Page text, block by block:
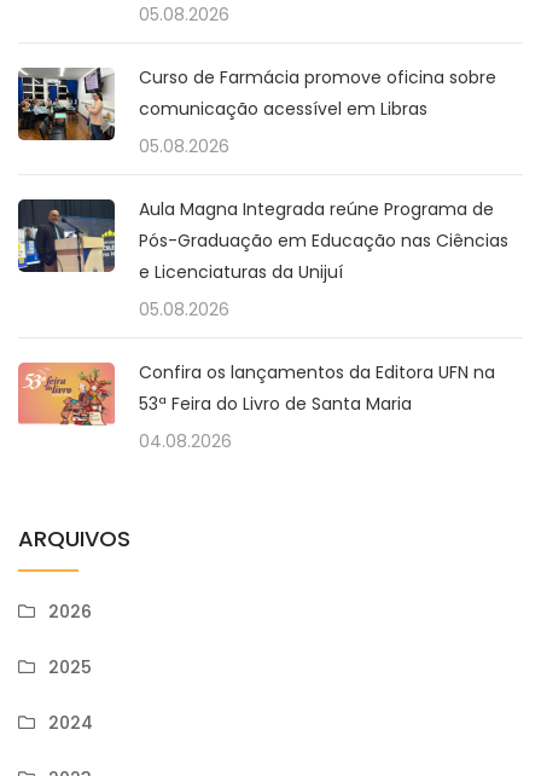
05.08.2026
Curso de Farmácia promove oficina sobre
comunicação acessível em Libras
05.08.2026
Aula Magna Integrada reúne Programa de
Pós-Graduação em Educação nas Ciências
e Licenciaturas da Unijuí
05.08.2026
Confira os lançamentos da Editora UFN na
53ª Feira do Livro de Santa Maria
04.08.2026
ARQUIVOS
2026
2025
2024